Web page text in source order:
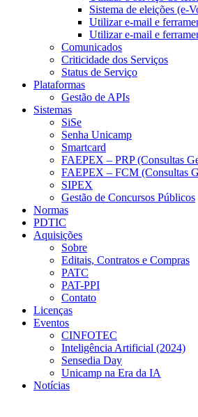
Sistema de eleições (e-
Utilizar e-mail e
Utilizar e-mail e
Comunicados
Criticidade dos Serviços
Status de Serviço
Plataformas
Gestão de APIs
Sistemas
SiSe
Senha Unicamp
Smartcard
FAEPEX – PRP (Consultas
FAEPEX – FCM (Consultas
SIPEX
Gestão de Concursos Públicos
Normas
PDTIC
Aquisições
Sobre
Editais, Contratos e Compras
PATC
PAT-PPI
Contato
Licenças
Eventos
CINFOTEC
Inteligência Artificial (2024)
Sensedia Day
Unicamp na Era da IA
Notícias